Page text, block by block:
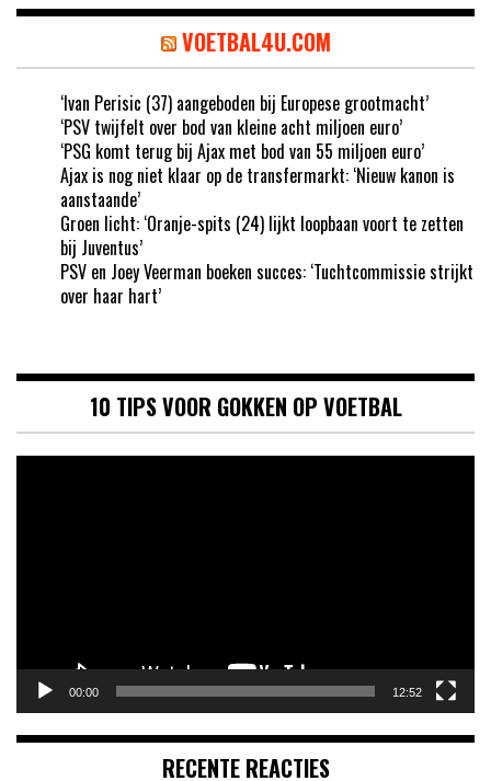
VOETBAL4U.COM
‘Ivan Perisic (37) aangeboden bij Europese grootmacht’
‘PSV twijfelt over bod van kleine acht miljoen euro’
‘PSG komt terug bij Ajax met bod van 55 miljoen euro’
Ajax is nog niet klaar op de transfermarkt: ‘Nieuw kanon is
aanstaande’
Groen licht: ‘Oranje-spits (24) lijkt loopbaan voort te zetten
bij Juventus’
PSV en Joey Veerman boeken succes: ‘Tuchtcommissie strijkt
over haar hart’
10 TIPS VOOR GOKKEN OP VOETBAL
00:00 12:52
RECENTE REACTIES